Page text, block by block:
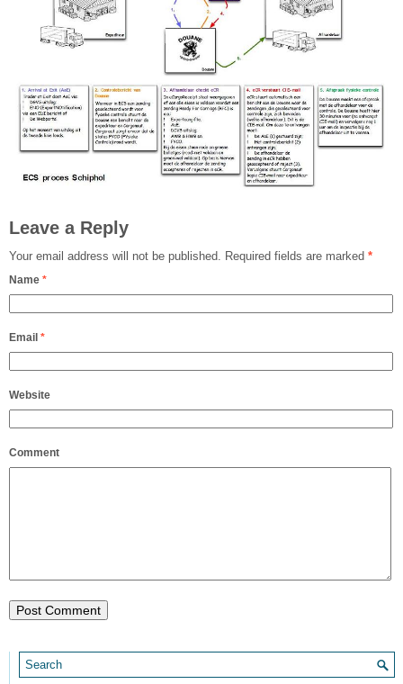
Leave a Reply
Your email address will not be published. Required fields are marked *
Name *
Email *
Website
Comment